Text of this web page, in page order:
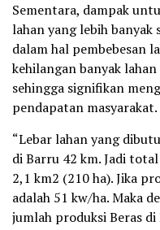
Sementara, dampak
lahan yang lebih banyak
dalam hal pembebesan
kehilangan banyak
sehingga signifikan
pendapatan masyarakat.
“Lebar lahan yang
di Barru 42 km. Jadi
2,1 km2 (210 ha). Jika
adalah 51 kw/ha. Maka
jumlah produksi Beras